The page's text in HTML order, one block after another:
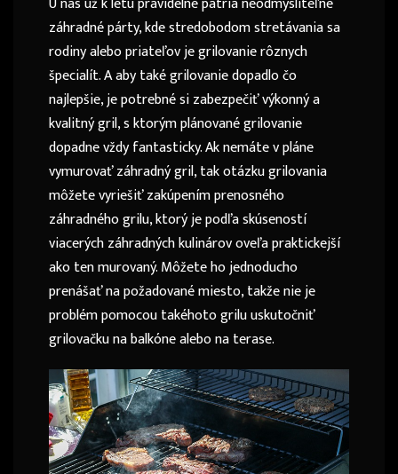
záhradné párty, kde stredobodom stretávania sa
rodiny alebo priateľov je grilovanie rôznych
špecialít. A aby také grilovanie dopadlo čo
najlepšie, je potrebné si zabezpečiť výkonný a
kvalitný gril, s ktorým plánované grilovanie
dopadne vždy fantasticky. Ak nemáte v pláne
vymurovať záhradný gril, tak otázku grilovania
môžete vyriešiť zakúpením prenosného
záhradného grilu, ktorý je podľa skúseností
viacerých záhradných kulinárov oveľa praktickejší
ako ten murovaný. Môžete ho jednoducho
prenášať na požadované miesto, takže nie je
problém pomocou takéhoto grilu uskutočniť
grilovačku na balkóne alebo na terase.